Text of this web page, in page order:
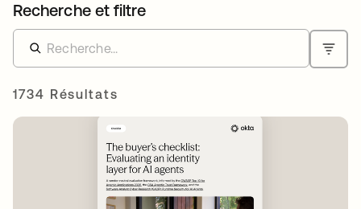
Recherche et filtre
1734 Résultats